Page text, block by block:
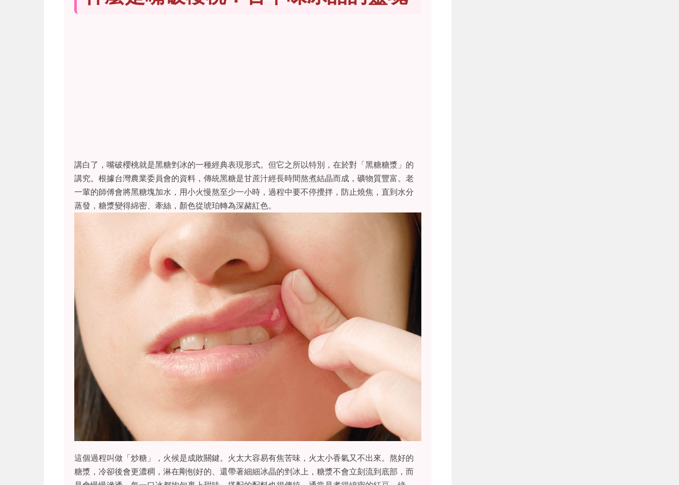
講白了，嘴破櫻桃就是黑糖剉冰的一種經典表現形式。但它之所以特別，在於對「黑糖糖漿」的
講究。根據台灣農業委員會的資料，傳統黑糖是甘蔗汁經長時間熬煮結晶而成，礦物質豐富。老
一輩的師傅會將黑糖塊加水，用小火慢熬至少一小時，過程中要不停攪拌，防止燒焦，直到水分
蒸發，糖漿變得綿密、牽絲，顏色從琥珀轉為深赭紅色。
這個過程叫做「炒糖」，火候是成敗關鍵。火太大容易有焦苦味，火太小香氣又不出來。熬好的
糖漿，冷卻後會更濃稠，淋在剛刨好的、還帶著細細冰晶的剉冰上，糖漿不會立刻流到底部，而